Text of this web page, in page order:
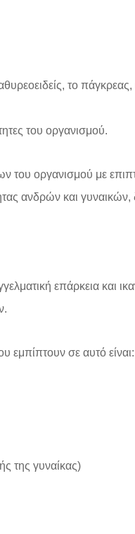
το πάγκρεας,
του οργανισμού.
του οργανισμού με
ανδρών και
επάρκεια και
εμπίπτουν σε αυτό είναι:
της γυναίκας)